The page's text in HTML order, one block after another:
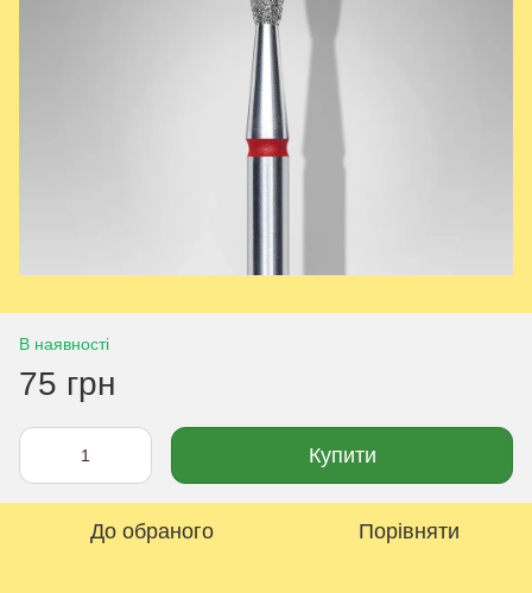
В наявності
75 грн
Купити
До обраного Порівняти